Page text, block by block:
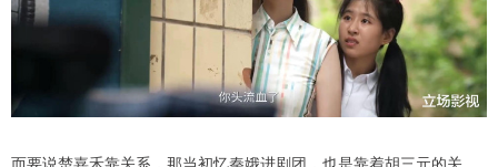
而要说楚嘉禾靠关系，那当初忆秦娥进剧团，也是靠着胡三元的关